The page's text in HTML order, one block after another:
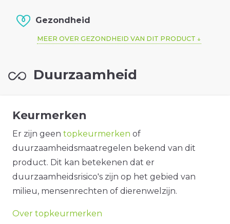
Gezondheid
MEER OVER GEZONDHEID VAN DIT PRODUCT
Duurzaamheid
Keurmerken
Er zijn geen topkeurmerken of
duurzaamheidsmaatregelen bekend van dit
product. Dit kan betekenen dat er
duurzaamheidsrisico's zijn op het gebied van
milieu, mensenrechten of dierenwelzijn.
Over topkeurmerken